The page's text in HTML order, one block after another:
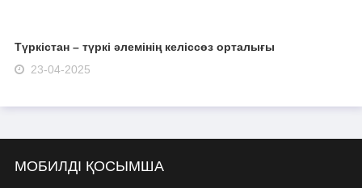
Түркістан – түркі әлемінің келіссөз орталығы
23-04-2025
МОБИЛДІ ҚОСЫМША